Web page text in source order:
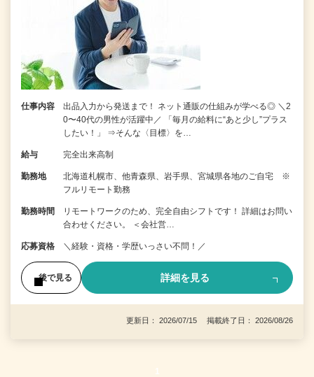
仕事内容
出品入力から発送まで！ ネット通販の仕組みが学べる◎ ＼2
0〜40代の男性が活躍中／ 「毎月の給料に“あと少し”プラス
したい！」 ⇒そんな〈目標〉を…
給与 完全出来高制
勤務地
北海道札幌市、他青森県、岩手県、宮城県各地のご自宅 ※
フルリモート勤務
勤務時間
リモートワークのため、完全自由シフトです！ 詳細はお問い
合わせください。 ＜会社営…
応募資格 ＼経験・資格・学歴いっさい不問！／
後で見る 詳細を見る
更新日： 2026/07/15 掲載終了日： 2026/08/26
1